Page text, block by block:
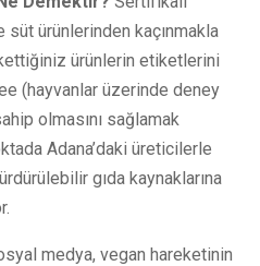
süt ürünlerinden kaçınmakla
ürünlerin etiketlerini
(hayvanlar üzerinde deney
olmasını sağlamak
Adana’daki üreticilerle
gıda kaynaklarına
medya, vegan hareketinin